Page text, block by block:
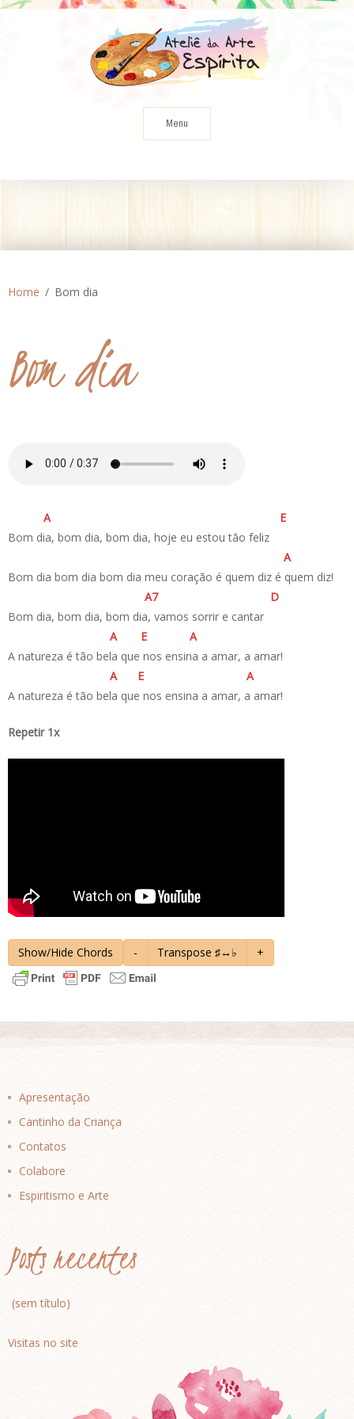
Skip
Menu
Home Bom dia
Bom dia
A
E
Bom dia, bom dia, bom dia, hoje eu estou tão feliz
A
Bom dia bom dia bom dia meu coração é quem diz é quem diz!
A7
D
Bom dia, bom dia, bom dia, vamos sorrir e cantar
A
E
A
A natureza é tão bela que nos ensina a amar, a amar!
A
E
A
A natureza é tão bela que nos ensina a amar, a amar!
Repetir 1x
Show/Hide Chords - Transpose ♯↔♭ +
Apresentação
Cantinho da Criança
Contatos
Colabore
Espiritismo e Arte
Posts recentes
(sem título)
Visitas no site